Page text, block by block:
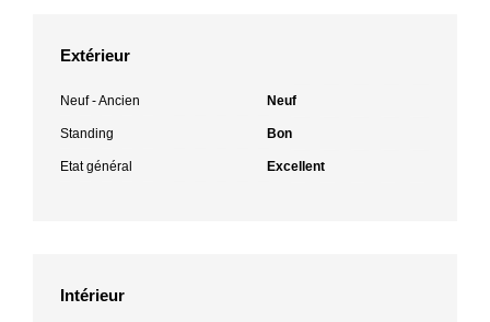
Extérieur
Neuf - Ancien Neuf
Standing Bon
Etat général Excellent
Intérieur